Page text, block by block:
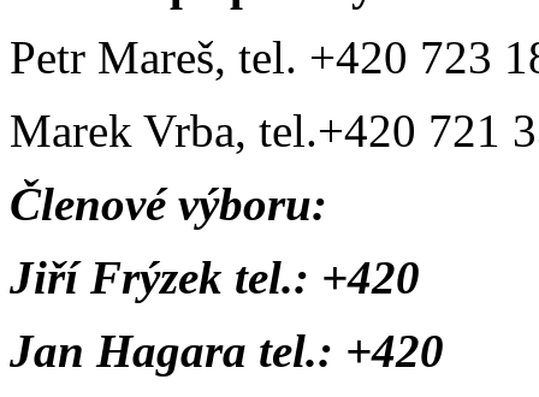
Petr Mareš, tel. +420 723
Marek Vrba, tel.+420 721
Členové výboru:
Jiří Frýzek tel.: +420
Jan Hagara tel.: +420